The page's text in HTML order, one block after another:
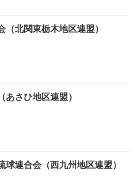
（北関東栃木地区連盟）
あさひ地区連盟）
連合会（西九州地区連盟）